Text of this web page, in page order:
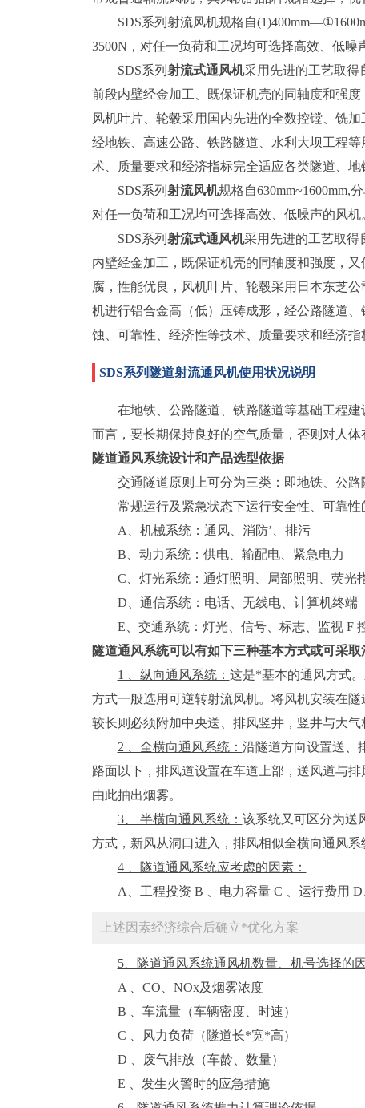
SDS系列射流风机规格自
3500N，对任一负荷和工况均可选择高效、低噪
SDS系列 射流式通风机采用先进的工艺取得
前段内壁经金加工、既保证机壳的同轴度和强
风机叶片、轮毂采用国内先进的全数控镗、铣
经地铁、高速公路、铁路隧道、水利大坝工程
术、质量要求和经济指标完全适应各类隧道、地
SDS系列 射流风机规格自630mm~1600mm,
对任一负荷和工况均可选择高效、低噪声的风机
SDS系列 射流式通风机采用先进的工艺取得
内壁经金加工，既保证机壳的同轴度和强度，
腐，性能优良，风机叶片、轮毂采用日本东芝
机进行铝合金高（低）压铸成形，经公路隧道
蚀、可靠性、经济性等技术、质量要求和经济指
SDS系列隧道射流通风机使用状况说明
在地铁、公路隧道、铁路隧道等基础工程
而言，要长期保持良好的空气质量，否则对人体
隧道通风系统设计和产品选型依据
交通隧道原则上可分为三类：即地铁、公路
常规运行及紧急状态下运行安全性、可靠
A、机械系统：通风、消防’、排污
B、动力系统：供电、输配电、紧急电力
C、灯光系统：通灯照明、局部照明、荧光
D、通信系统：电话、无线电、计算机终端
E、交通系统：灯光、信号、标志、监视 F
隧道通风系统可以有如下三种基本方式或可采取
1 、纵向通风系统： 这是*基本的通风方式
方式一般选用可逆转射流风机。将风机安装在
较长则必须附加中央送、排风竖井，竖井与大气
2 、全横向通风系统： 沿隧道方向设置送、
路面以下，排风道设置在车道上部，送风道与
由此抽出烟雾。
3、 半横向通风系统： 该系统又可区分为送
方式，新风从洞口进入，排风相似全横向通风系
4 、隧道通风系统应考虑的因素：
A、工程投资 B 、电力容量 C 、运行费用
上述因素经济综合后确立*优化方案
5、隧道通风系统通风机数量、机号选择的
A 、CO、NOx及烟雾浓度
B 、车流量（车辆密度、时速）
C 、风力负荷（隧道长*宽*高）
D 、废气排放（车龄、数量）
E 、发生火警时的应急措施